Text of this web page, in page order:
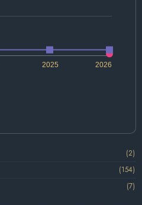
2026
2025
(2)
(154)
(7)